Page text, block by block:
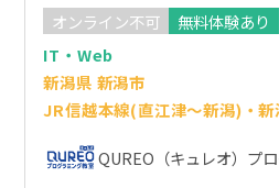
オンライン不可
無料体験あり
IT・Web
新潟県 新潟市
JR信越本線(直江津～新潟)・新
QUREO（キュレオ）プ